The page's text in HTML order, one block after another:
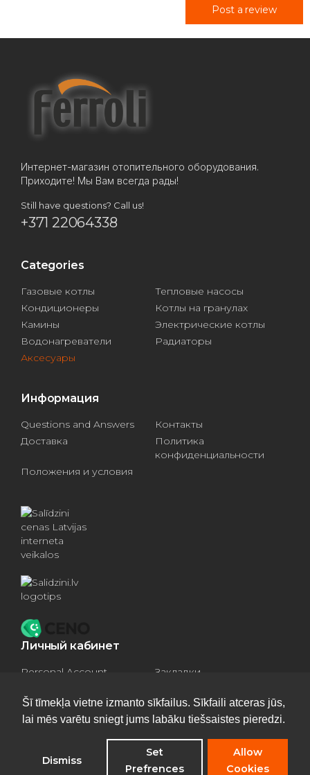
Šī tīmekļa vietne izmanto sīkfailus. Sīkfaili atceras jūs,
lai mēs varētu sniegt jums labāku tiešsaistes pieredzi.
Dismiss
Set
Prefrences
Allow
Cookies
Post a review
Интернет-магазин отопительного оборудования.
Приходите! Мы Вам всегда рады!
Still have questions? Call us!
+371 22064338
Categories
Газовые котлы
Тепловые насосы
Кондиционеры
Котлы на гранулах
Камины
Электрические котлы
Водонагреватели
Радиаторы
Аксесуары
Информация
Questions and Answers
Контакты
Доставка
Политика
конфиденциальности
Положения и условия
Личный кабинет
Personal Account
Закладки
Privacy Policy